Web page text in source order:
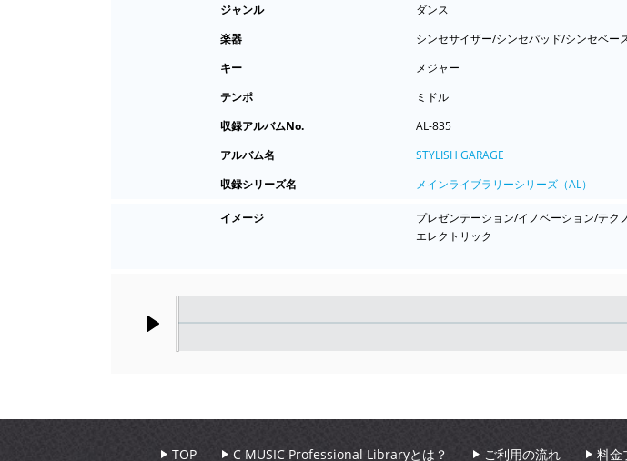
ジャンル
ダンス
楽器
シンセサイザー/シンセパッド/シンセベー
キー
メジャー
テンポ
ミドル
収録アルバムNo.
AL-835
アルバム名
STYLISH GARAGE
収録シリーズ名
メインライブラリーシリーズ（AL）
イメージ
プレゼンテーション/イノベーション/テ
エレクトリック
TOP C MUSIC Professional Libraryとは？ ご利用の流れ 料金